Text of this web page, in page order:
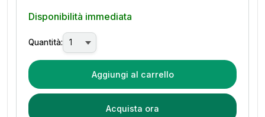
Disponibilità immediata
Quantità:
Aggiungi al carrello
Acquista ora